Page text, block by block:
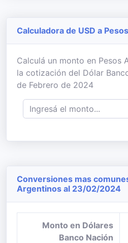
Calculadora de USD a
Calculá un monto en Pesos
la cotización del Dólar
de Febrero de 2024
Conversiones mas
Argentinos al 23/02/2024
Monto en Dólares
Banco Nación